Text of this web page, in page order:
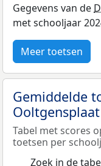
Gegevens van de
met schooljaar
Meer toetsen
Gemiddelde
Ooltgensplaat
Tabel met scores
toetsen per
Zoek in de